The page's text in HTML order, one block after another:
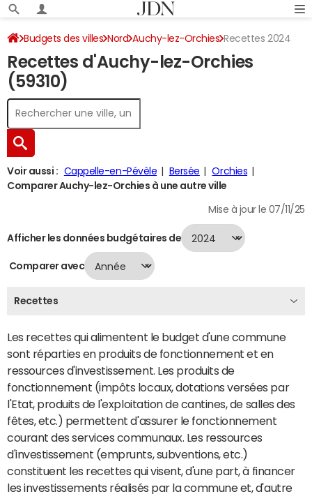
Budgets des villes Nord Auchy-lez-Orchies Recettes 2024
Recettes d'Auchy-lez-Orchies
(59310)
Voir aussi : Cappelle-en-Pévèle Bersée
Orchies
Comparer Auchy-lez-Orchies à une autre ville
Mise à jour le 07/11/25
Afficher les données budgétaires de
Comparer avec
Recettes
Les recettes qui alimentent le budget d'une commune
sont réparties en produits de fonctionnement et en
ressources d'investissement. Les produits de
fonctionnement (impôts locaux, dotations versées par
l'Etat, produits de l'exploitation de cantines, de salles des
fêtes, etc.) permettent d'assurer le fonctionnement
courant des services communaux. Les ressources
d'investissement (emprunts, subventions, etc.)
constituent les recettes qui visent, d'une part, à financer
les investissements réalisés par la commune et, d'autre